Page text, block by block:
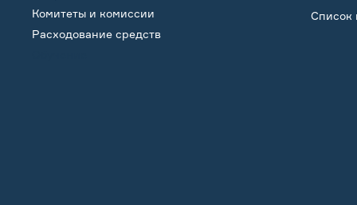
Комитеты и комиссии
Расходование средств
Список